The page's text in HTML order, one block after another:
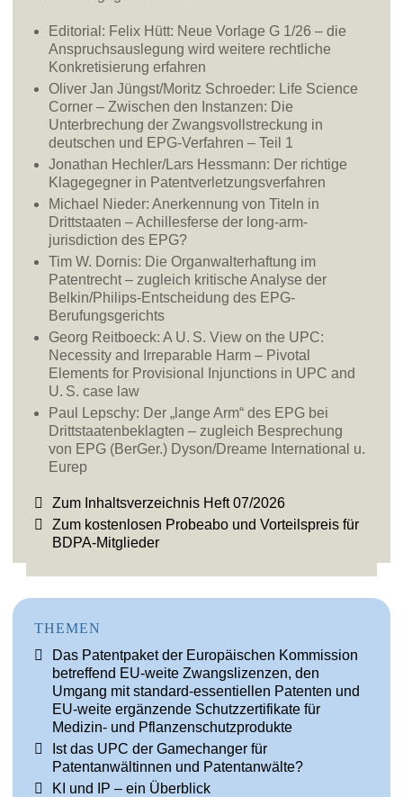
Editorial: Felix Hütt: Neue Vorlage G 1/26 – die
Anspruchsauslegung wird weitere rechtliche
Konkretisierung erfahren
Oliver Jan Jüngst/Moritz Schroeder: Life Science
Corner – Zwischen den Instanzen: Die
Unterbrechung der Zwangsvollstreckung in
deutschen und EPG-Verfahren – Teil 1
Jonathan Hechler/Lars Hessmann: Der richtige
Klagegegner in Patentverletzungsverfahren
Michael Nieder: Anerkennung von Titeln in
Drittstaaten – Achillesferse der long-arm-
jurisdiction des EPG?
Tim W. Dornis: Die Organwalterhaftung im
Patentrecht – zugleich kritische Analyse der
Belkin/Philips-Entscheidung des EPG-
Berufungsgerichts
Georg Reitboeck: A U. S. View on the UPC:
Necessity and Irreparable Harm – Pivotal
Elements for Provisional Injunctions in UPC and
U. S. case law
Paul Lepschy: Der „lange Arm“ des EPG bei
Drittstaatenbeklagten – zugleich Besprechung
von EPG (BerGer.) Dyson/Dreame International u.
Eurep
Zum Inhaltsverzeichnis Heft 07/2026
Zum kostenlosen Probeabo und Vorteilspreis für
BDPA-Mitglieder
THEMEN
Das Patentpaket der Europäischen Kommission
betreffend EU-weite Zwangslizenzen, den
Umgang mit standard-essentiellen Patenten und
EU-weite ergänzende Schutzzertifikate für
Medizin- und Pflanzenschutzprodukte
Ist das UPC der Gamechanger für
Patentanwältinnen und Patentanwälte?
KI und IP – ein Überblick